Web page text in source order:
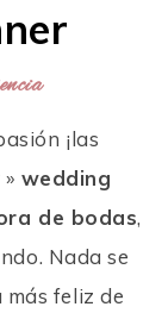
¡las
wedding
de bodas,
Nada se
feliz de